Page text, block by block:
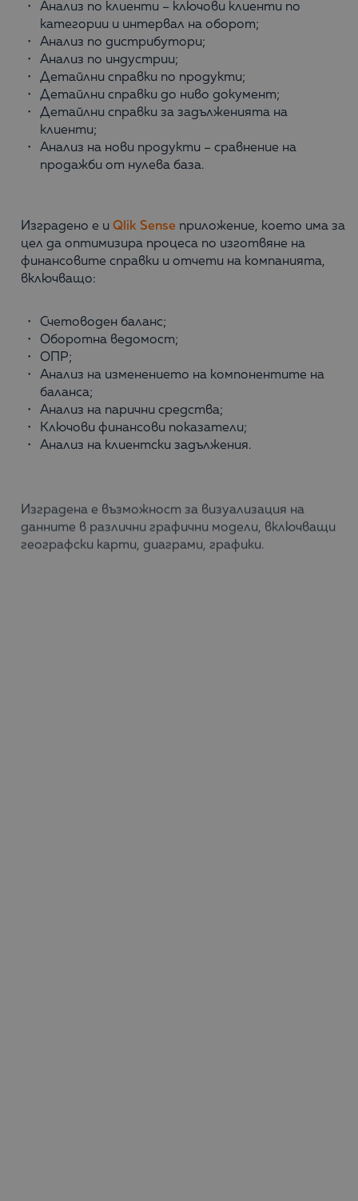
Анализ по клиенти – ключови клиенти по
категории и интервал на оборот;
Анализ по дистрибутори;
Анализ по индустрии;
Детайлни справки по продукти;
Детайлни справки до ниво документ;
Детайлни справки за задълженията на
клиенти;
Анализ на нови продукти – сравнение на
продажби от нулева база.
Изградено е и Qlik Sense приложение, което има за
цел да оптимизира процеса по изготвяне на
финансовите справки и отчети на компанията,
включващо:
Счетоводен баланс;
Оборотна ведомост;
ОПР;
Анализ на изменението на компонентите на
баланса;
Анализ на парични средства;
Ключови финансови показатели;
Анализ на клиентски задължения.
Изградена е възможност за визуализация на
данните в различни графични модели, включващи
географски карти, диаграми, графики.